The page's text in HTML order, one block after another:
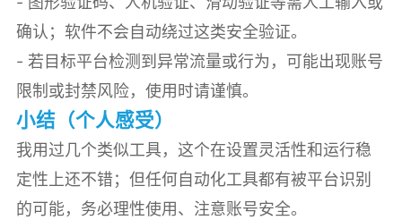
确认；软件不会自动绕过这类安全验证。
- 若目标平台检测到异常流量或行为，可能出现账号
限制或封禁风险，使用时请谨慎。
小结（个人感受）
我用过几个类似工具，这个在设置灵活性和运行稳
定性上还不错；但任何自动化工具都有被平台识别
的可能，务必理性使用、注意账号安全。